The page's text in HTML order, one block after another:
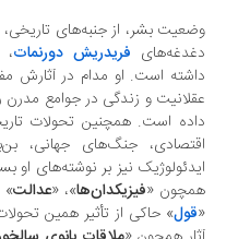
بشر، از جنبه‌های تاریخی، سیاسی
فریدریش دورنمات،
است. او مدام در آثارش
و زندگی در جوامع مدرن را
است. همچنین تحولات تاریخی
جنگ‌های جهانی،
نیز بر نوشته‌های او بسیار
«فیزیکدان‌ها»، «عدالت» و
» حاکی از تأثیر همین تحولات